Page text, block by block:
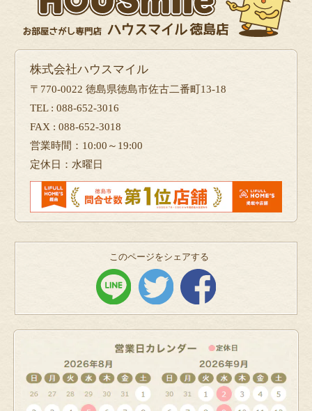
株式会社ハウスマイル
〒770-0022 徳島県徳島市佐古二番町13-18
TEL : 088-652-3016
FAX : 088-652-3018
営業時間：10:00～19:00
定休日：水曜日
このページをシェアする